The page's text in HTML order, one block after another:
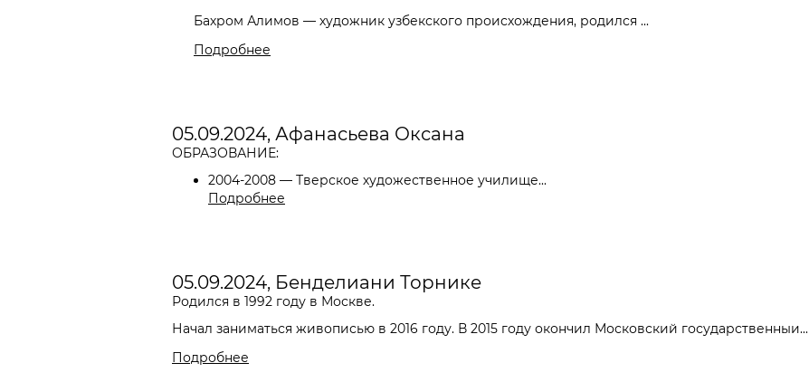
Бахром Алимов — художник узбекского происхождения, родился ...
Подробнее
05.09.2024, Афанасьева Оксана
ОБРАЗОВАНИЕ:
2004-2008 — Тверское художественное училище...
Подробнее
05.09.2024, Бенделиани Торнике
Родился в 1992 году в Москве.
Начал заниматься живописью в 2016 году. В 2015 году окончил Московский государственныи...
Подробнее